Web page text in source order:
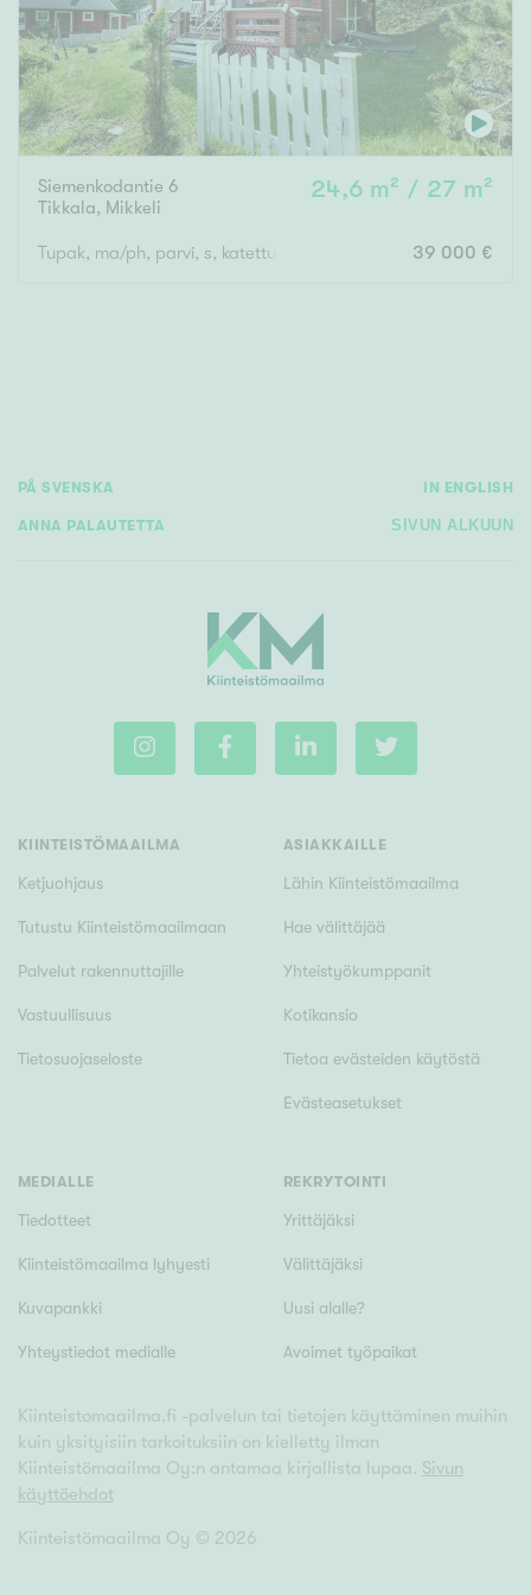
Siemenkodantie 6
Tikkala, Mikkeli
24,6 m² / 27 m²
Tupak, ma/ph, parvi, s, katettu terassi 39 000 €
PÅ SVENSKA IN ENGLISH
ANNA PALAUTETTA SIVUN ALKUUN
KIINTEISTÖMAAILMA
Ketjuohjaus
Tutustu Kiinteistömaailmaan
Palvelut rakennuttajille
Vastuullisuus
Tietosuojaseloste
ASIAKKAILLE
Lähin Kiinteistömaailma
Hae välittäjää
Yhteistyökumppanit
Kotikansio
Tietoa evästeiden käytöstä
Evästeasetukset
MEDIALLE
Tiedotteet
Kiinteistömaailma lyhyesti
Kuvapankki
Yhteystiedot medialle
REKRYTOINTI
Yrittäjäksi
Välittäjäksi
Uusi alalle?
Avoimet työpaikat
Kiinteistomaailma.fi -palvelun tai tietojen käyttäminen muihin
kuin yksityisiin tarkoituksiin on kielletty ilman
Kiinteistömaailma Oy:n antamaa kirjallista lupaa. Sivun
käyttöehdot
Kiinteistömaailma Oy © 2026